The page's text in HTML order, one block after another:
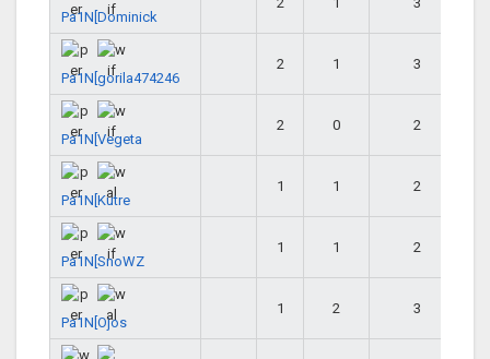
Pa1N[Dominick
Pa1N[gorila474246
2 1 3
Pa1N[Vegeta
2 0 2
Pa1N[Kutre
1 1 2
Pa1N[SnoWZ
1 1 2
Pa1N[Ojos
1 2 3